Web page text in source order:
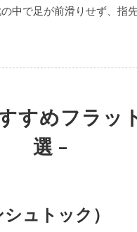
中で足が前滑りせず、指
すめフラッ
選 –
ュトック）